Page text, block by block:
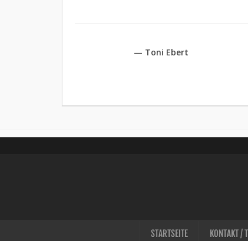
— Toni Ebert
STARTSEITE KONTAKT /